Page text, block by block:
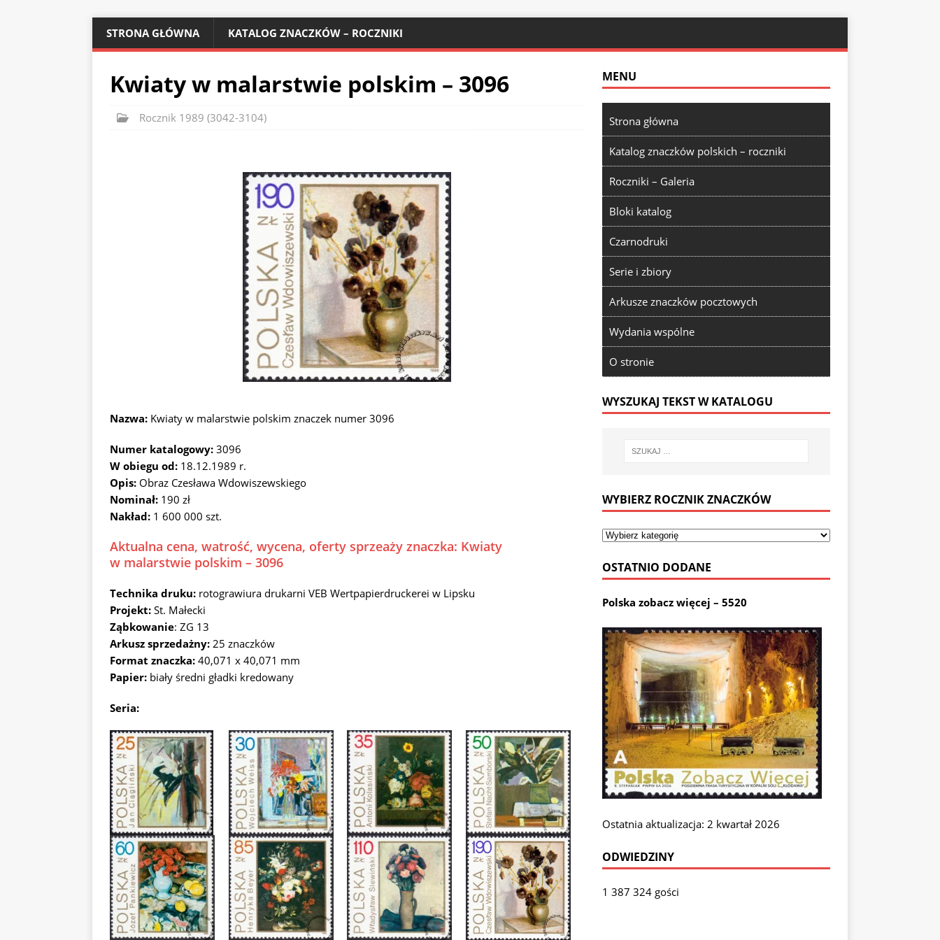
STRONA GŁÓWNA KATALOG ZNACZKÓW – ROCZNIKI
Kwiaty w malarstwie polskim – 3096
Rocznik 1989 (3042-3104)
Nazwa: Kwiaty w malarstwie polskim znaczek numer 3096
Numer katalogowy: 3096
W obiegu od: 18.12.1989 r.
Opis: Obraz Czesława Wdowiszewskiego
Nominał: 190 zł
Nakład: 1 600 000 szt.
Aktualna cena, watrość, wycena, oferty sprzeaży znaczka: Kwiaty
w malarstwie polskim – 3096
Technika druku: rotograwiura drukarni VEB Wertpapierdruckerei w Lipsku
Projekt: St. Małecki
Ząbkowanie: ZG 13
Arkusz sprzedażny: 25 znaczków
Format znaczka: 40,071 x 40,071 mm
Papier: biały średni gładki kredowany
Seria:
MENU
Strona główna
Katalog znaczków polskich – roczniki
Roczniki – Galeria
Bloki katalog
Czarnodruki
Serie i zbiory
Arkusze znaczków pocztowych
Wydania wspólne
O stronie
WYSZUKAJ TEKST W KATALOGU
WYBIERZ ROCZNIK ZNACZKÓW
OSTATNIO DODANE
Polska zobacz więcej – 5520
Ostatnia aktualizacja: 2 kwartał 2026
ODWIEDZINY
1 387 324 gości